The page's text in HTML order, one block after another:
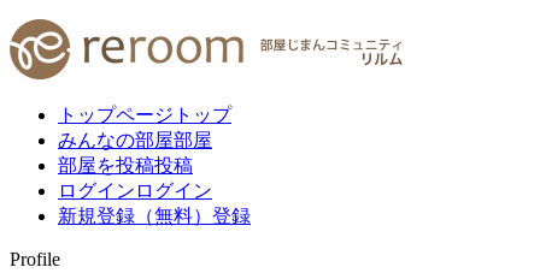
トップページ トップ
みんなの部屋部屋
部屋を投稿投稿
ログイン ログイン
新規登録（無料） 登録
Profile